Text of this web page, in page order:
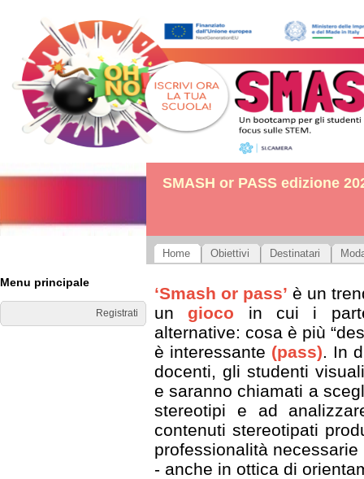
SMASH or PASS edizione
Home Obiettivi Destinatari
Menu principale
Registrati
‘Smash or pass’ è un
ungioco in cui i
alternative: cosa è più
è interessante (pass) . In
docenti, gli studenti
e saranno chiamati a
stereotipi e ad
contenuti stereotipati
professionalità
- anche in ottica di